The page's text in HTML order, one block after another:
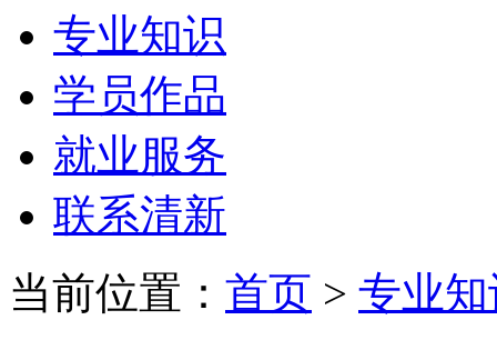
专业知识
学员作品
就业服务
联系清新
当前位置： 首页 > 专业